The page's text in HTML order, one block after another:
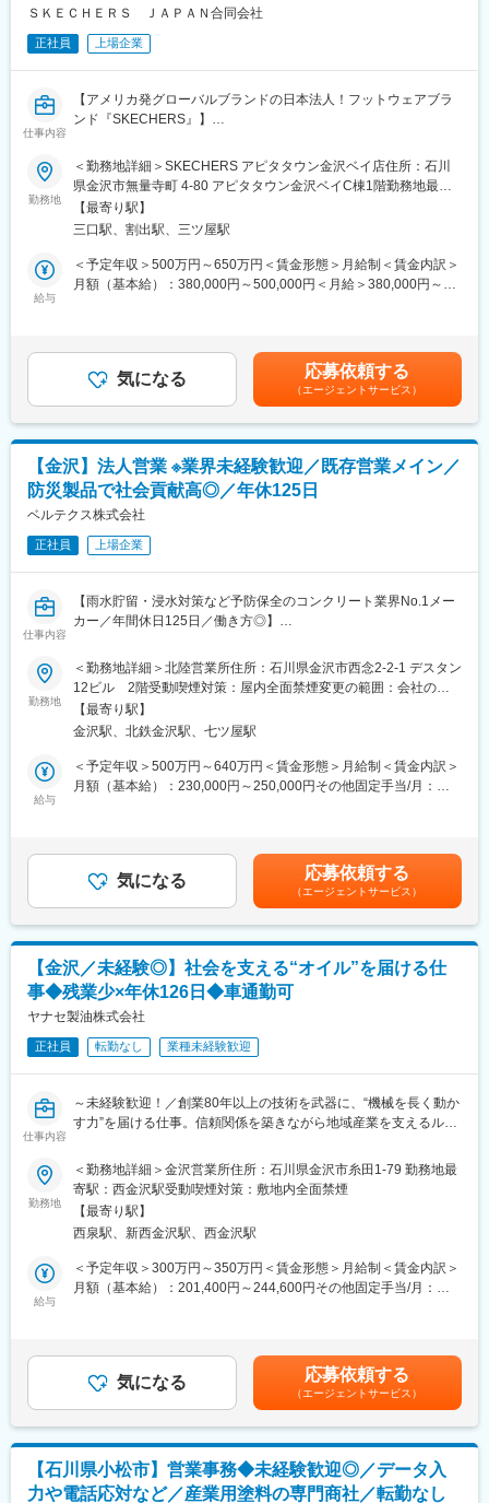
■環境：
社内情報交換を活発に行っていてコミュニケーションがとれる環
業務改善や社内の職場環境改善などに社内全体で取組んでいま
す。また個性を活かせる自由な社風です。
■安定経営の理由 ＼設立以来、黒字経営／
「アルミ製の雨どい（ビル・一般建築用）」などのニッチな外装
建材分野に特化し、独自の技術力で国内トップクラスのシェアを
維持。
価格競争に巻き込まれにくく、高い利益率をキープ。この利益の
積み重ねが、自己資本率83％という安定に繋がっています！
変更の範囲：会社の定める業務
レックス休暇もあるので連休の取得も可能です。残業はほとんど
産休・育休の取得実績も豊富で、入社後に出産・育児などライフ
ステージに変化が訪れても安心して働き続けることが可能です。
に対して適切な人員配置を行うための採用活動を行っておりま
す。正社員だけではなく、派遣社員の採用も行っており、一人の
■キャリアパス：
年に3回、店長とパフォーマンスやキャリアに関する面談があり、
「さらに上を目指したい」「接客を極めたい」といった希望や適
ルマーチャンダイザー、インストアコーチ、店長、ディストリク
トマネージャーなどへの道もございます。
ンティブが支給される仕組みになっておりますが、あくまでも目
標でありノルマはございません。
■スワロフスキーについて：
1895年にオーストリアで設立されたスワロフスキーは、世界最高
品質のクリスタル、天然石、クリエイテッド・ダイヤモンド、ジ
ルコニア、ジュエリーやアクセサリー、クリスタル・オブジェ、
ホームアクセサリーなどのデザイン、製造、販売を行っていま
す。
ＳＫＥＣＨＥＲＳ ＪＡＰＡＮ合同会社
正社員 上場企業
仕事内容
【アメリカ発グローバルブランドの日本法人！フットウェアブラ
ンド『SKECHERS』】
ディス・キッズ・シニア向けなど幅広い商品展開／インセンティ
ブほぼ100％支給／残業月5ｈ以内／自由な服装OK／働きやすい
環境◎～
アメリカのシューズブランド『SKECHERS（スケッチャーズ）』
における店舗運営・業務をお任せします。
スポーツブランド、フットウエアブランドとしての売上も世界上
位となるなど売上好調。さらなる出店も進めているフエーズで
■業務詳細：
店舗運営／商品案内／商品管理、店舗ディスプレイ、売上管理、
スタッフ管理 など
店長1名、副店長２名、社員３名、アルバイト12名
◎平日６名体制／土日７－９名体制
■入社後の流れ：
きます！
※ブランドの概要やカルチャー／シューズ販売の基礎（足の健康、
■インセンティブ：
店舗の売上に対してインセンティブが支給される仕組みづくりが
整っています。
惜しくも目標に届かずとも、社員やスタッフの頑張りが反映され
るからこそ、モチベーション高く勤務が可能。
※上半期（1-6月）、下半期（7-12月）の店舗売上達成率によって
支給されます。
■異なる都道府県から移住をお考えの方：
現住居から通勤可能範囲の店舗で研修を最低一か月行った上で社
内転勤規定にて金沢店に配属いただくことが可能です。
・家賃補助（上限8万円／2年まで家賃の半額支給）
・引っ越し費用補助（単身の場合10万円まで／家族同伴の場合20
万円まで）
・支度金（生活必需品としての家具・家電・火災保険など上限
260,000円まで）
★車通勤の場合、ガソリン代支給もございます。
※当社の評価制度に則り毎年個人の目標をすり合わせ、成長をサポ
ートします。本部でも組織拡大中のため、個々のキャリアが広が
勤務地
＜勤務地詳細＞SKECHERS アピタタウン金沢ベイ店住所：石川
県金沢市無量寺町 4-80 アピタタウン金沢ベイC棟1階勤務地最寄
駅：北陸鉄道浅野川線／三口駅受動喫煙対策：敷地内全面禁煙
【最寄り駅】
三口駅、割出駅、三ツ屋駅
給与
＜予定年収＞500万円～650万円＜賃金形態＞月給制＜賃金内訳＞
月額（基本給）：380,000円～500,000円＜月給＞380,000円～
気になる 応募依頼する
（エージェントサービス）
【金沢】法人営業 ※業界未経験歓迎／既存営業メイン／
防災製品で社会貢献高◎／年休125日
ベルテクス株式会社
正社員 上場企業
仕事内容
【雨水貯留・浸水対策など予防保全のコンクリート業界No.1メー
カー／年間休日125日／働き方◎】
■ポジション概要：
メイン事業であるコンクリート事業部にて、道路、下水道、鉄道
等の整備用のプレキャストコンクリート製品の営業職としてご活
躍いただきます。
■業務内容：
【取引先】建設の発案をする官公庁、設計事務所、コンサル、実
際の現場を指揮するゼネコン 等
められます。
【担当プロジェクト】官公庁、事務所、コンサル、ゼネコンそれ
ぞれに営業社員が数名ずつ担当として付きます。コンクリート製
■組織構成：
中日本営業部管轄は、愛知県・静岡県・長野県・福井県・石川
県・富山県の6拠点、総勢40名程度の部署です。
■入社後について：
先輩社員のOJT（営業同行等）にて徐々に知識を習得いただき、
■キャリアステップ：
入社した方で、経理や人事など異職種に挑戦されている方もいま
す。
■当社で働く魅力：
多い日本。近年ではゲリラ豪雨など下水で処理できるキャパシテ
ィを超える大量の雨が降ることが増加し、渋谷・新宿などの都心
年3月末の全国約39万6000カ所から2019年度末には約65万カ所に
増えると推算しています。こうした状況の中政府は、防災・減災
事業を重点施策とし、公共事業に多額の予算を充てた「国土強靭
化計画」を推進。私たちの仕事は、今後ますます世の中から必要
とされていきます。
変更の範囲：会社の定める業務
勤務地
＜勤務地詳細＞北陸営業所住所：石川県金沢市西念2-2-1 デスタン
12ビル 2階受動喫煙対策：屋内全面禁煙変更の範囲：会社の定
める事業所
【最寄り駅】
金沢駅、北鉄金沢駅、七ツ屋駅
給与
＜予定年収＞500万円～640万円＜賃金形態＞月給制＜賃金内訳＞
月額（基本給）：230,000円～250,000円その他固定手当/月：
月、3月）※2025年度実績：計6.90ヶ月賃金はあくまでも目安の金
額であり、選考を通じて上下する可能性があります。月給(月額)は
固定手当を含めた表記です。
気になる 応募依頼する
（エージェントサービス）
【金沢／未経験◎】社会を支える“オイル”を届ける仕
事◆残業少×年休126日◆車通勤可
ヤナセ製油株式会社
正社員 転勤なし 業種未経験歓迎
仕事内容
～未経験歓迎！／創業80年以上の技術を武器に、“機械を長く動か
す力”を届ける仕事。信頼関係を築きながら地域産業を支えるルー
■業務内容：当社は創業80年以上の潤滑油メーカーです。主に
JA、農業機械販売店等に対し当社の潤滑油製品のルート営業をお
任せいたします。
＜「潤滑油」とは？＞
物が動く時に発生する摩擦を軽減させるために用いる油を指しま
す。潤滑油を使うことで機械の長寿命化や機械のエネルギーロス
す！
＜具体的な業務＞
・新規取引先への対応：飛び込み営業ではなく既存取引先から紹
介がメイン
勤務地
＜勤務地詳細＞金沢営業所住所：石川県金沢市糸田1-79 勤務地最
寄駅：西金沢駅受動喫煙対策：敷地内全面禁煙
【最寄り駅】
西泉駅、新西金沢駅、西金沢駅
給与
＜予定年収＞300万円～350万円＜賃金形態＞月給制＜賃金内訳＞
月額（基本給）：201,400円～244,600円その他固定手当/月：
給：あり賃金はあくまでも目安の金額であり、選考を通じて上下
する可能性があります。月給(月額)は固定手当を含めた表記です。
気になる 応募依頼する
（エージェントサービス）
【石川県小松市】営業事務◆未経験歓迎◎／データ入
力や電話応対など／産業用塗料の専門商社／転勤なし